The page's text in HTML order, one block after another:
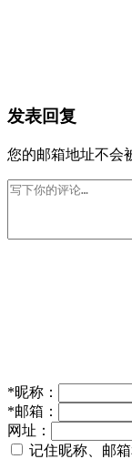
发表回复
您的邮箱地址不会
*昵称：
*邮箱：
网址：
记住昵称、邮